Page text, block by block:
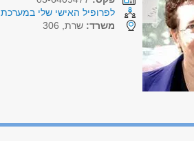
לפרופיל האישי שלי במערכת CRIS
משרד: שרת, 306